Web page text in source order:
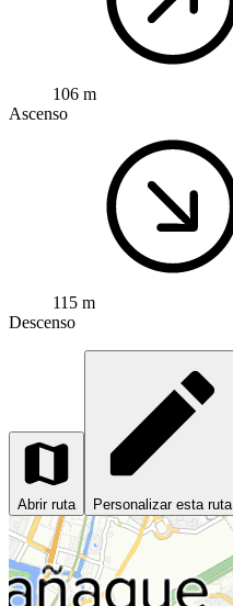
106 m
Ascenso
115 m
Descenso
Abrir ruta Personalizar esta ruta